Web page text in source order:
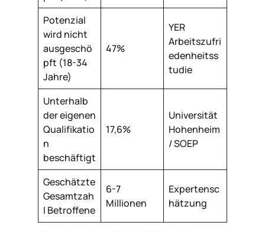
Potenzial
wird nicht
ausgeschö
pft (18-34
Jahre)
47%
YER
Arbeitszufri
edenheitss
tudie
Unterhalb
der eigenen
Qualifikatio
n
beschäftigt
17,6%
Universität
Hohenheim
/ SOEP
Geschätzte
Gesamtzah
l Betroffene
6-7
Millionen
Expertensc
hätzung